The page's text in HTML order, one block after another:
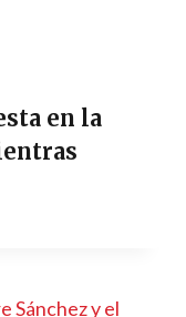
en la